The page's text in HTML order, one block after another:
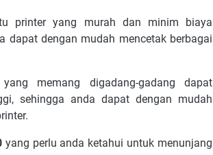
printer yang murah dan minim biaya
dapat dengan mudah mencetak berbagai
memang digadang-gadang dapat
sehingga anda dapat dengan mudah
yang perlu anda ketahui untuk menunjang